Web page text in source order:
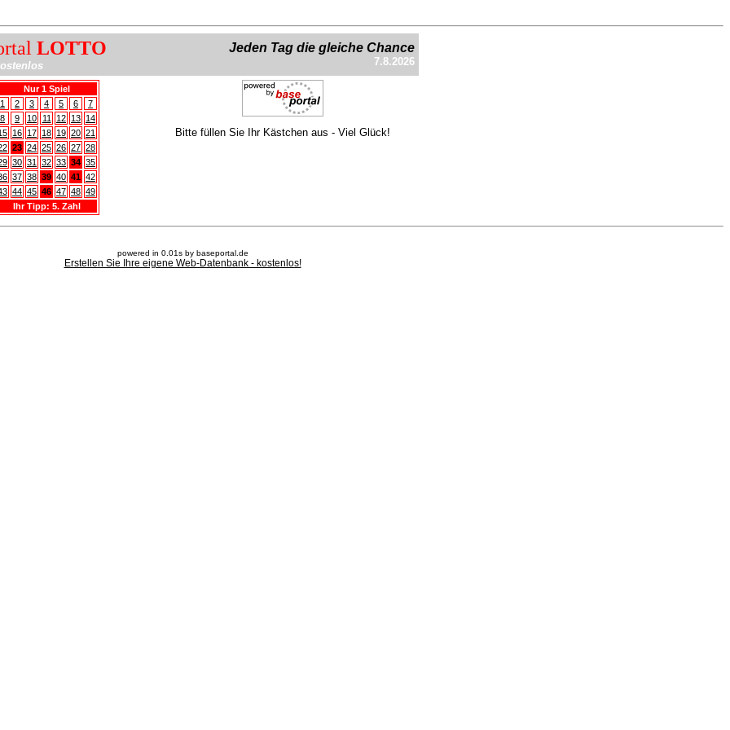
LOTTO Jeden Tag die gleiche Chance
7.8.2026
Nur 1 Spiel
1
2 3 4 5 6
7
8
9 10 11 12 13 14
16 17 18 19 20 21
23 24 25 26 27 28
30 31 32 33 34 35
37 38 39 40 41 42
44 45 46 47 48 49
Ihr Tipp: 5. Zahl
Bitte füllen Sie Ihr Kästchen aus - Viel Glück!
powered in 0.01s by baseportal.de
Erstellen Sie Ihre eigene Web-Datenbank - kostenlos!